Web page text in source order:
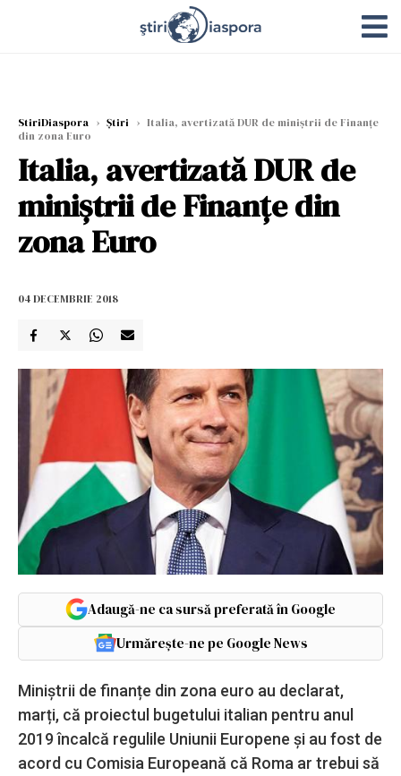
StiriDiaspora › Știri › Italia, avertizată DUR de miniștrii de Finanțe
din zona Euro
Italia, avertizată DUR de
miniștrii de Finanțe din
zona Euro
04 DECEMBRIE 2018
Adaugă-ne ca sursă preferată în Google
Urmărește-ne pe Google News
Miniștrii de finanțe din zona euro au declarat,
marți, că proiectul bugetului italian pentru anul
2019 încalcă regulile Uniunii Europene și au fost de
acord cu Comisia Europeană că Roma ar trebui să